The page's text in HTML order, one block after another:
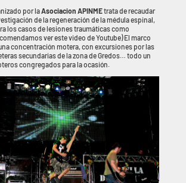
por la Asociacion APINMEtrata de recaudar
de la regeneración de la médula espinal,
los casos de lesiones traumáticas como
ver este video de Youtube) El marco
concentración motera, con excursiones por las
secundarias de la zona de Gredos… todo un
congregados para la ocasión.